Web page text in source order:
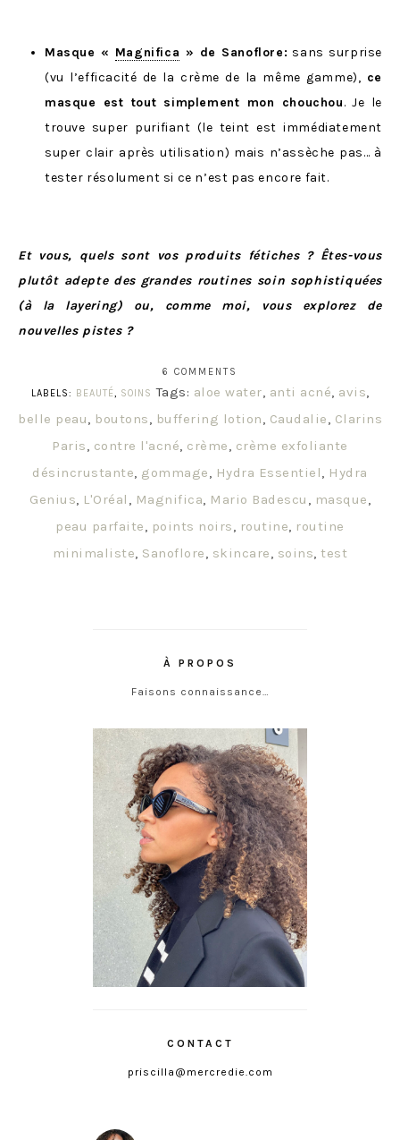
Masque « Magnifica » de Sanoflore: sans surprise
(vu l’efficacité de la crème de la même gamme), ce
masque est tout simplement mon chouchou. Je le
trouve super purifiant (le teint est immédiatement
super clair après utilisation) mais n’assèche pas… à
tester résolument si ce n’est pas encore fait.
Et vous, quels sont vos produits fétiches ? Êtes-vous
plutôt adepte des grandes routines soin sophistiquées
(à la layering) ou, comme moi, vous explorez de
nouvelles pistes ?
6 COMMENTS
LABELS: BEAUTÉ, SOINS Tags: aloe water, anti acné, avis,
belle peau, boutons, buffering lotion, Caudalie, Clarins
Paris, contre l'acné, crème, crème exfoliante
désincrustante, gommage, Hydra Essentiel, Hydra
Genius, L'Oréal , Magnifica, Mario Badescu , masque,
peau parfaite, points noirs, routine, routine
minimaliste, Sanoflore, skincare, soins,test
À PROPOS
Faisons connaissance…
CONTACT
priscilla@mercredie.com